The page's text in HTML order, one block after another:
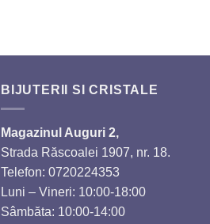
BIJUTERII SI CRISTALE
Magazinul Auguri 2,
Strada Răscoalei 1907, nr. 18.
Telefon: 0720224353
Luni – Vineri: 10:00-18:00
Sâmbăta: 10:00-14:00